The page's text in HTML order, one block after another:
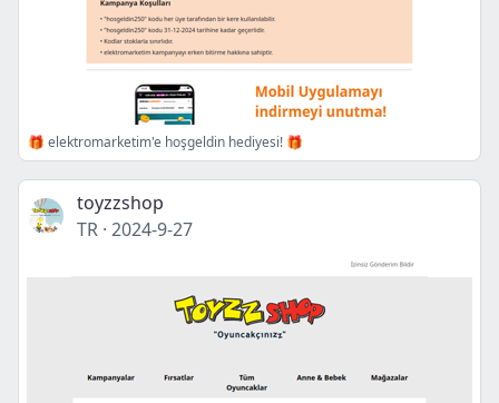
🎁 elektromarketim'e hoşgeldin hediyesi! 🎁
toyzzshop
TR · 2024-9-27